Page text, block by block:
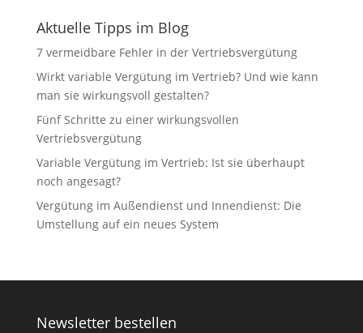
Aktuelle Tipps im Blog
7 vermeidbare Fehler in der Vertriebsvergütung
Wirkt variable Vergütung im Vertrieb? Und wie kann
man sie wirkungsvoll gestalten?
Fünf Schritte zu einer wirkungsvollen
Vertriebsvergütung
Variable Vergütung im Vertrieb: Ist sie überhaupt
noch angesagt?
Vergütung im Außendienst und Innendienst: Die
Umstellung auf ein neues System
Newsletter bestellen